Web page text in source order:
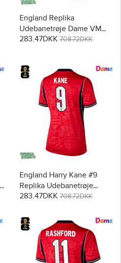
England Replika
Udebanetrøje Dame VM
2026 Kortærmet
283.47DKK 708.72DKK
England Harry Kane #9
Replika Udebanetrøje
Dame VM 2026 Kortærmet
283.47DKK 708.72DKK